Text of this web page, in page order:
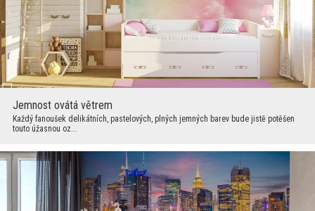
Jemnost ovátá větrem
Každý fanoušek delikátních, pastelových, plných jemných barev bude jistě potěšen
touto úžasnou oz...